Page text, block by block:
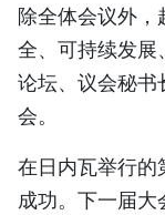
除全体会议外
全、可持续发展
论坛、议会秘书
会。
在日内瓦举行的
成功。下一届